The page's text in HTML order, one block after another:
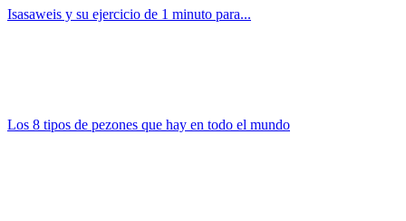
Isasaweis y su ejercicio de 1 minuto para...
Los 8 tipos de pezones que hay en todo el mundo